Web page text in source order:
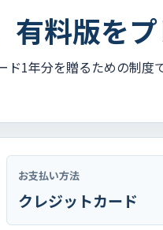
料版をプ
1年分を贈るための制
お支払い方法
クレジットカード